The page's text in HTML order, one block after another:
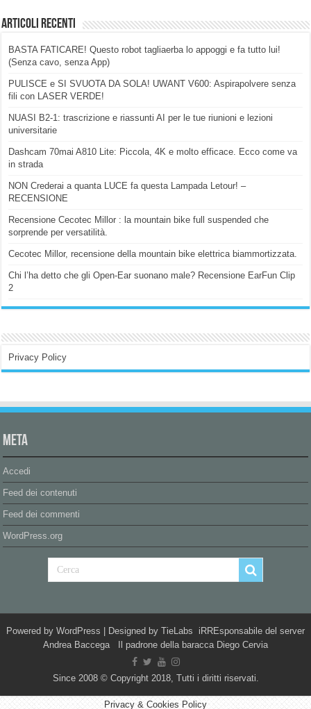
Articoli Recenti
BASTA FATICARE! Questo robot tagliaerba lo appoggi e fa tutto lui!
(Senza cavo, senza App)
PULISCE e SI SVUOTA DA SOLA! UWANT V600: Aspirapolvere senza
fili con LASER VERDE!
NUASI B2-1: trascrizione e riassunti AI per le tue riunioni e lezioni
universitarie
Dashcam 70mai A810 Lite: Piccola, 4K e molto efficace. Ecco come va
in strada
NON Crederai a quanta LUCE fa questa Lampada Letour! –
RECENSIONE
Recensione Cecotec Millor : la mountain bike full suspended che
sorprende per versatilità.
Cecotec Millor, recensione della mountain bike elettrica biammortizzata.
Chi l’ha detto che gli Open-Ear suonano male? Recensione EarFun Clip
2
Privacy Policy
Meta
Accedi
Feed dei contenuti
Feed dei commenti
WordPress.org
Powered by WordPress | Designed by TieLabs iRREsponsabile del server
Andrea Baccega Il padrone della baracca Diego Cervia
Since 2008 © Copyright 2018, Tutti i diritti riservati.
Privacy & Cookies Policy